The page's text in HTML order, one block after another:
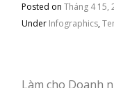
Posted onTháng 4 15,
Under Infographics,
Làm cho Doanh